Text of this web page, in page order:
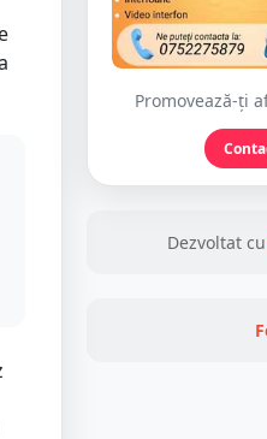
Promovează-ți
Dezvoltat cu